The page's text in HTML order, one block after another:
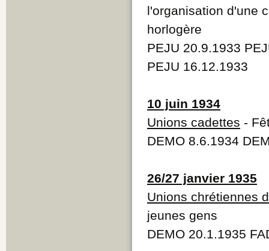
l'organisation d'une
horlogère
PEJU 20.9.1933
PEJU 16.12.1933
10 juin 1934
Unions cadettes -
DEMO 8.6.1934
26/27 janvier 1935
Unions chrétiennes
jeunes gens
DEMO 20.1.1935